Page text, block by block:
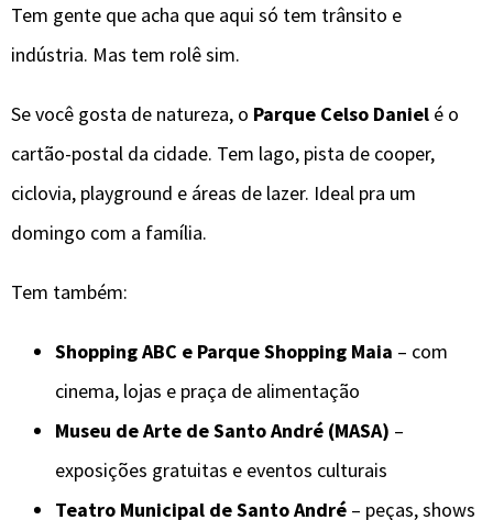
Tem gente que acha que aqui só tem trânsito e
indústria. Mas tem rolê sim.
Se você gosta de natureza, o Parque Celso Daniel é o
cartão-postal da cidade. Tem lago, pista de cooper,
ciclovia, playground e áreas de lazer. Ideal pra um
domingo com a família.
Tem também:
Shopping ABC e Parque Shopping Maia – com
cinema, lojas e praça de alimentação
Museu de Arte de Santo André (MASA) –
exposições gratuitas e eventos culturais
Teatro Municipal de Santo André – peças, shows